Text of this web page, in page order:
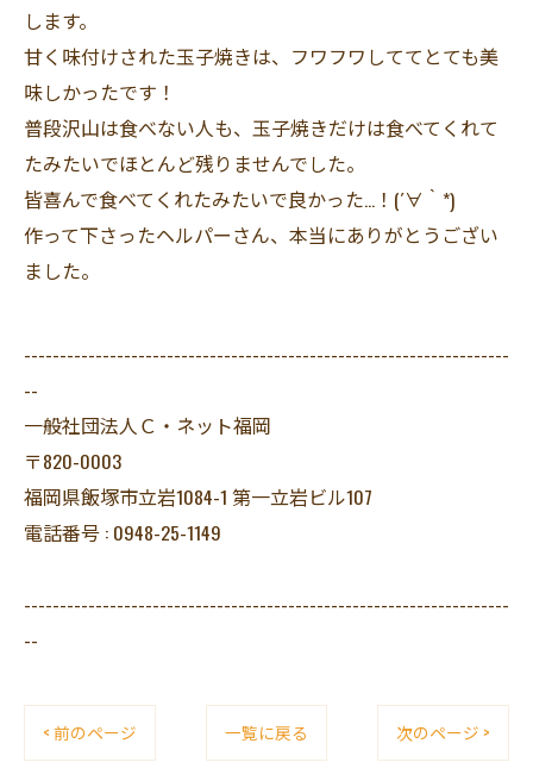
します。
甘く味付けされた玉子焼きは、フワフワしててとても美
味しかったです！
普段沢山は食べない人も、玉子焼きだけは食べてくれて
たみたいでほとんど残りませんでした。
皆喜んで食べてくれたみたいで良かった…！(´∀｀*)
作って下さったヘルパーさん、本当にありがとうござい
ました。
--------------------------------------------------------------------
--
一般社団法人Ｃ・ネット福岡
〒820-0003
福岡県飯塚市立岩1084-1 第一立岩ビル107
電話番号 : 0948-25-1149
--------------------------------------------------------------------
--
< 前のページ 一覧に戻る 次のページ >